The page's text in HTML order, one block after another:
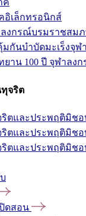
ค
อิเล็กทรอนิกส์
งกรณ์บรมราชสม
กันบำบัดมะเร็งจุฬ
ยาน 100 ปี จุฬาลง
ทุจริต
ริตและประพฤติมิชอ
ริตและประพฤติมิชอ
ริตและประพฤติมิชอ
ดสอน